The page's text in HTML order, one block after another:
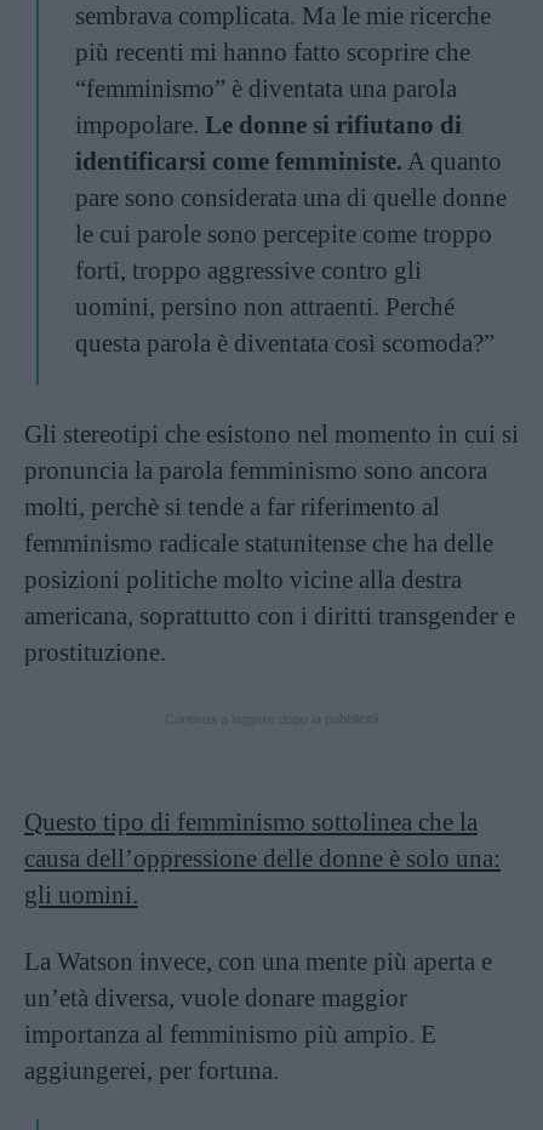
sembrava complicata. Ma le mie ricerche
più recenti mi hanno fatto scoprire che
“femminismo” è diventata una parola
impopolare. Le donne si rifiutano di
identificarsi come femministe. A quanto
pare sono considerata una di quelle donne
le cui parole sono percepite come troppo
forti, troppo aggressive contro gli
uomini, persino non attraenti. Perché
questa parola è diventata così scomoda?”
Gli stereotipi che esistono nel momento in cui si
pronuncia la parola femminismo sono ancora
molti, perchè si tende a far riferimento al
femminismo radicale statunitense che ha delle
posizioni politiche molto vicine alla destra
americana, soprattutto con i diritti transgender e
prostituzione.
Questo tipo di femminismo sottolinea che la
causa dell’oppressione delle donne è solo una:
gli uomini.
La Watson invece, con una mente più aperta e
un’età diversa, vuole donare maggior
importanza al femminismo più ampio. E
aggiungerei, per fortuna.